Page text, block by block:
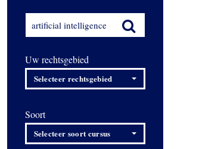
Uw rechtsgebied
Selecteer rechtsgebied
Soort
Selecteer soort cursus